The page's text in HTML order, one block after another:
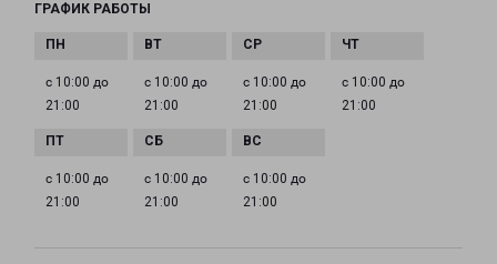
ГРАФИК РАБОТЫ
с 10:00 до
21:00
с 10:00 до
21:00
с 10:00 до
21:00
с 10:00 до
21:00
с 10:00 до
21:00
с 10:00 до
21:00
с 10:00 до
21:00